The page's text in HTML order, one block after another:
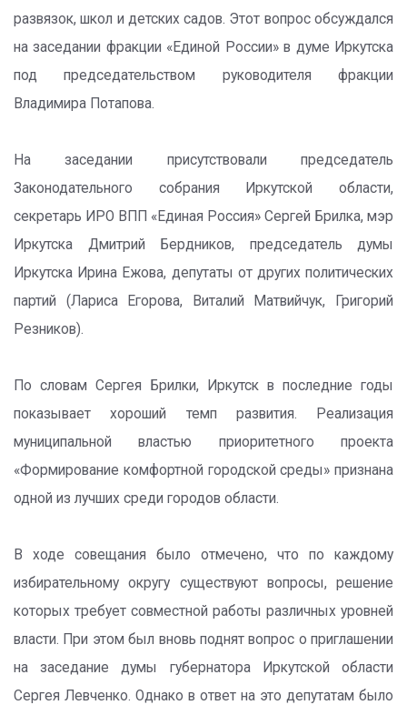
развязок, школ и детских садов. Этот вопрос обсуждался
на заседании фракции «Единой России» в думе Иркутска
под председательством руководителя фракции
Владимира Потапова.
На заседании присутствовали председатель
Законодательного собрания Иркутской области,
секретарь ИРО ВПП «Единая Россия» Сергей Брилка, мэр
Иркутска Дмитрий Бердников, председатель думы
Иркутска Ирина Ежова, депутаты от других политических
партий (Лариса Егорова, Виталий Матвийчук, Григорий
Резников).
По словам Сергея Брилки, Иркутск в последние годы
показывает хороший темп развития. Реализация
муниципальной властью приоритетного проекта
«Формирование комфортной городской среды» признана
одной из лучших среди городов области.
В ходе совещания было отмечено, что по каждому
избирательному округу существуют вопросы, решение
которых требует совместной работы различных уровней
власти. При этом был вновь поднят вопрос о приглашении
на заседание думы губернатора Иркутской области
Сергея Левченко. Однако в ответ на это депутатам было